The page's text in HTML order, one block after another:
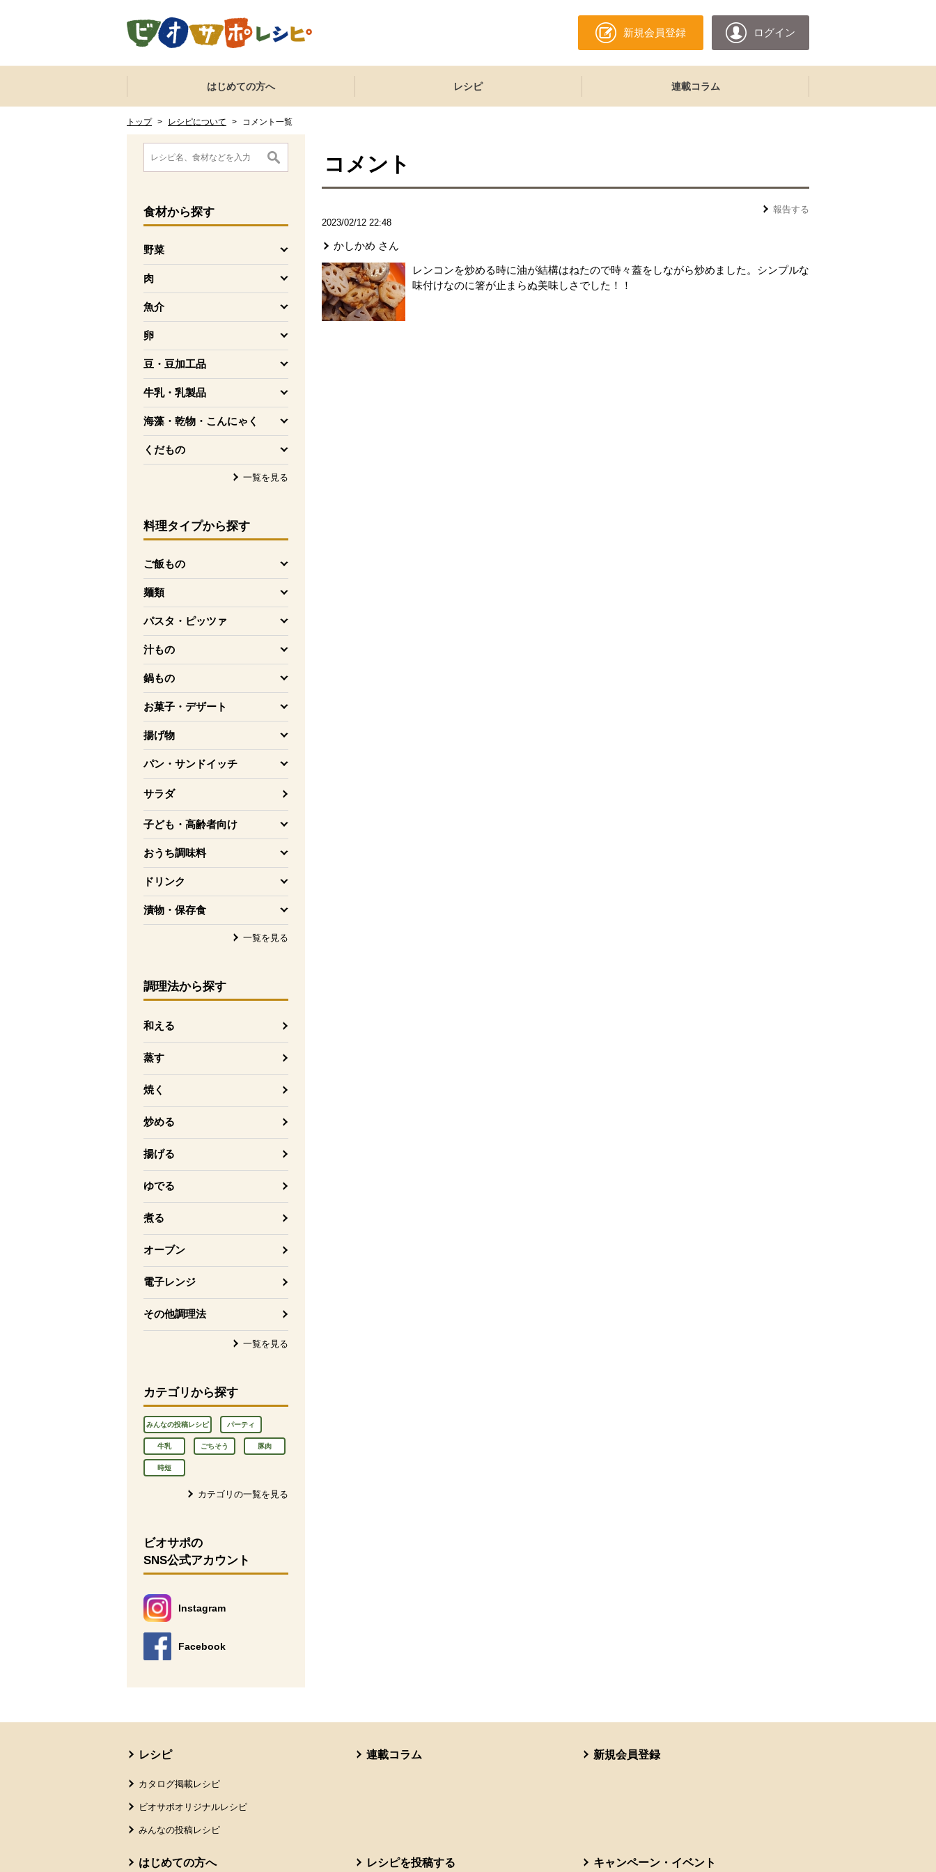
新規会員登録 ログイン
ここからサイト内共通メニューです。
サイト内共通メニューをスキップする
はじめての方へ レシピ 連載コラム
トップ > レシピについて > コメント一覧
ここから消費材検索メニューです。
食材から探す
野菜
を開く
肉
を開く
魚介
を開く
卵
を開く
豆・豆加工品
を開く
牛乳・乳製品
を開く
海藻・乾物・こんにゃく
を開く
くだもの
を開く
一覧を見る
料理タイプから探す
ご飯もの
を開く
麺類
を開く
パスタ・ピッツァ
を開く
汁もの
を開く
鍋もの
を開く
お菓子・デザート
を開く
揚げ物
を開く
パン・サンドイッチ
を開く
サラダ
子ども・高齢者向け
を開く
おうち調味料
を開く
ドリンク
を開く
漬物・保存食
を開く
一覧を見る
調理法から探す
和える
蒸す
焼く
炒める
揚げる
ゆでる
煮る
オーブン
電子レンジ
その他調理法
一覧を見る
カテゴリから探す
みんなの投稿レシピ パーティ
牛乳 ごちそう 豚肉
時短
カテゴリの一覧を見る
消費材検索メニューここまで。
ここから本文です。
ビオサポの
SNS公式アカウント
Instagram
別のウィンドウで開きます。
Facebook
別のウィンドウで開きます。
コメント
報告する
2023/02/12 22:48
かしかめ さん
レンコンを炒める時に油が結構はねたので時々蓋をしながら炒めました。シンプルな
味付けなのに箸が止まらぬ美味しさでした！！
レシピ
カタログ掲載レシピ
ビオサポオリジナルレシピ
みんなの投稿レシピ
連載コラム 新規会員登録
はじめての方へ レシピを投稿する キャンペーン・イベント